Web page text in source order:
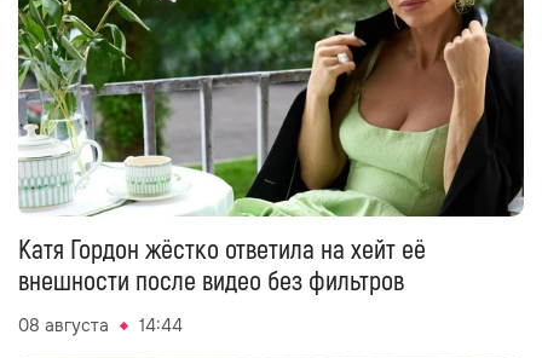
Катя Гордон жёстко ответила на хейт её
внешности после видео без фильтров
08 августа 14:44